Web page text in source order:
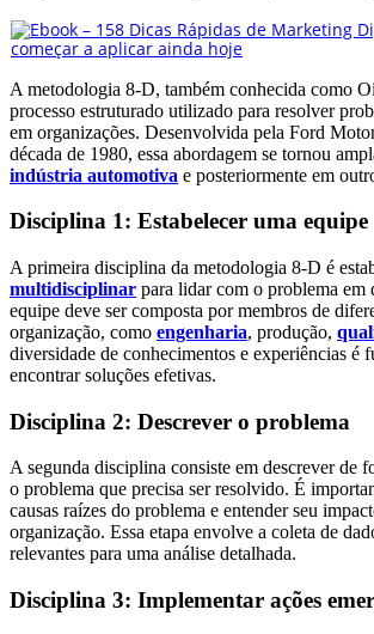
A metodologia 8-D, também conhecida como
processo estruturado utilizado para resolver
em organizações. Desenvolvida pela Ford
década de 1980, essa abordagem se tornou
indústria automotiva e posteriormente em
Disciplina 1: Estabelecer uma equipe
A primeira disciplina da metodologia 8-D é
multidisciplinar para lidar com o problema em
equipe deve ser composta por membros de
organização, como engenharia, produção,
diversidade de conhecimentos e experiências é
encontrar soluções efetivas.
Disciplina 2: Descrever o problema
A segunda disciplina consiste em descrever de
o problema que precisa ser resolvido. É
causas raízes do problema e entender seu
organização. Essa etapa envolve a coleta de
relevantes para uma análise detalhada.
Disciplina 3: Implementar ações